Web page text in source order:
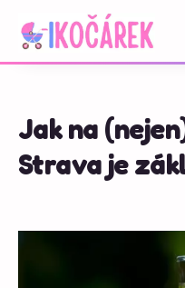
Jak na
Strava je